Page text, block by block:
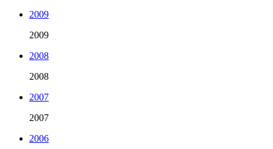
2009
2009
2008
2008
2007
2007
2006